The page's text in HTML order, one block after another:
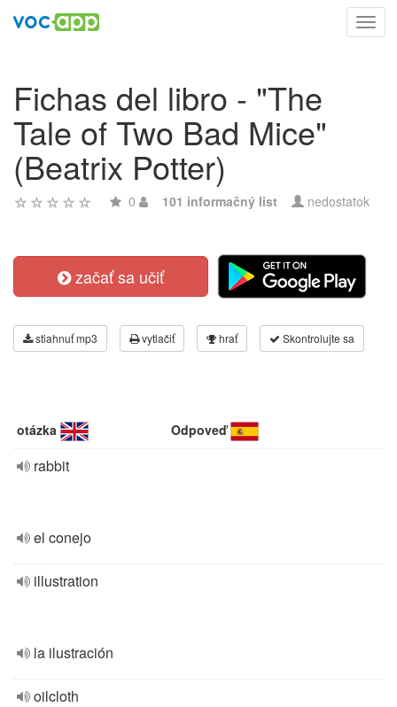
Fichas del libro - "The
Tale of Two Bad Mice"
(Beatrix Potter)
0 101 informačný list nedostatok
začať sa učiť
stiahnuť mp3 vytlačiť hrať Skontrolujte sa
otázka Odpoveď
rabbit
el conejo
illustration
la ilustración
oilcloth